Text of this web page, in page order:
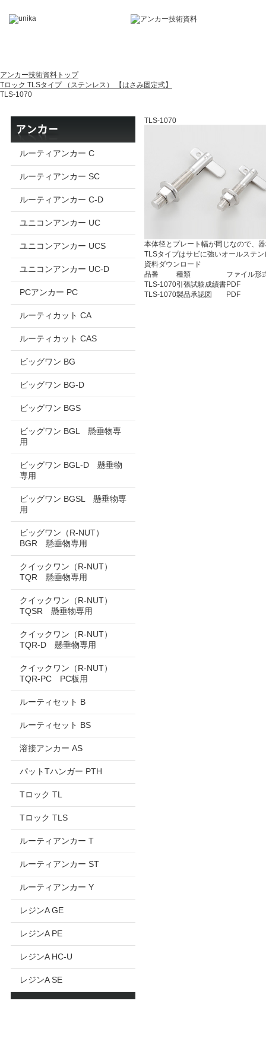
アンカー技術資料トップ
Tロック TLSタイプ （ステンレス） 【はさみ固定式】
TLS-1070
TLS-1070
本体径とプレート幅が同じなので、
TLSタイプはサビに強いオールステ
資料ダウンロード
品番
種類
ファイル形
TLS-1070引張試験成績書PDF
TLS-1070製品承認図 PDF
ルーティアンカー C
ルーティアンカー SC
ルーティアンカー C-D
ユニコンアンカー UC
ユニコンアンカー UCS
ユニコンアンカー UC-D
PCアンカー PC
ルーティカット CA
ルーティカット CAS
ビッグワン BG
ビッグワン BG-D
ビッグワン BGS
ビッグワン BGL 懸垂物専
用
ビッグワン BGL-D 懸垂物
専用
ビッグワン BGSL 懸垂物専
用
ビッグワン（R-NUT）
BGR 懸垂物専用
クイックワン（R-NUT）
TQR 懸垂物専用
クイックワン（R-NUT）
TQSR 懸垂物専用
クイックワン（R-NUT）
TQR-D 懸垂物専用
クイックワン（R-NUT）
TQR-PC PC板用
ルーティセット B
ルーティセット BS
溶接アンカー AS
パットTハンガー PTH
Tロック TL
Tロック TLS
ルーティアンカー T
ルーティアンカー ST
ルーティアンカー Y
レジンA GE
レジンA PE
レジンA HC-U
レジンA SE